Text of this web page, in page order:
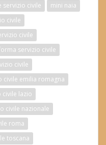
servizio civile
mini naia
civile
civile
servizio civile
civile
civile emilia romagna
civile lazio
civile nazionale
roma
toscana